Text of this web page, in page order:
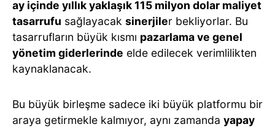
ay içinde yıllık yaklaşık 115 milyon dolar maliyet
tasarrufu sağlayacak sinerjiler bekliyorlar. Bu
tasarrufların büyük kısmı pazarlama ve genel
yönetim giderlerinde elde edilecek verimlilikten
kaynaklanacak.
Bu büyük birleşme sadece iki büyük platformu bir
araya getirmekle kalmıyor, aynı zamanda yapay